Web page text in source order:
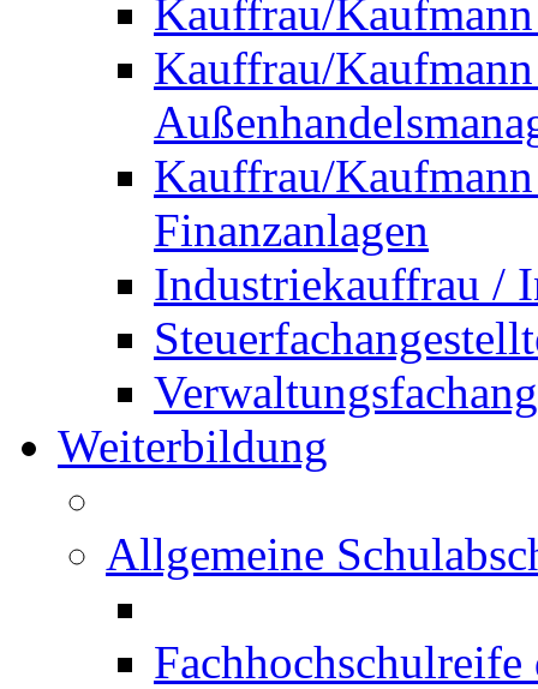
Kauffrau/
Kauffrau/
Kauffrau/
Finanzanlagen
Industriekauffrau /
Weiterbildung
Allgemeine